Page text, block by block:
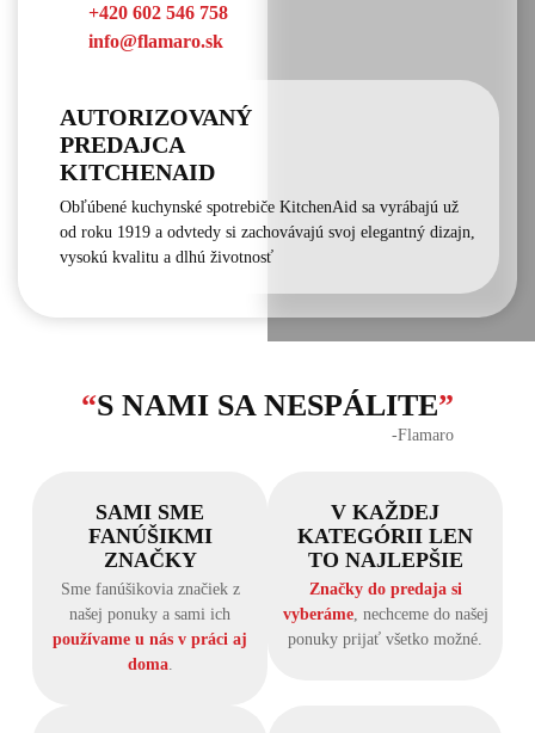
+420 602 546 758
info@flamaro.sk
AUTORIZOVANÝ
PREDAJCA
KITCHENAID
Obľúbené kuchynské spotrebiče KitchenAid sa vyrábajú už
od roku 1919 a odvtedy si zachovávajú svoj elegantný dizajn,
vysokú kvalitu a dlhú životnosť
“S NAMI SA NESPÁLITE”
‐Flamaro
SAMI SME
FANÚŠIKMI
ZNAČKY
Sme fanúšikovia značiek z
našej ponuky a sami ich
používame u nás v práci aj
doma.
V KAŽDEJ
KATEGÓRII LEN
TO NAJLEPŠIE
Značky do predaja si
vyberáme, nechceme do našej
ponuky prijať všetko možné.